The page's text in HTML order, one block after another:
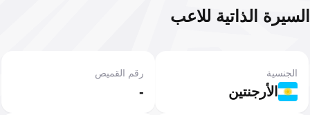
السيرة الذاتية للاعب
الأرجنتين
الجنسية
-
رقم القميص